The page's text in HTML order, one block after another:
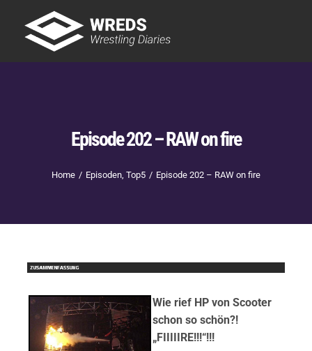
content
Episode 202 – RAW on fire
Home Episoden Top5 Episode 202 – RAW on fire
Wie rief HP von Scooter
schon so schön?!
„FIIIIIRE!!!“!!!